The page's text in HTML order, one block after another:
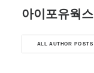
아이포유웍스
ALL AUTHOR POSTS